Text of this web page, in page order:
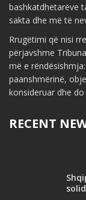
bashkatdhetarëve
sakta dhe më të
Rrugëtimi që nisi
përjavshme
më e
paanshmërinë,
konsideruar dhe
RECENT